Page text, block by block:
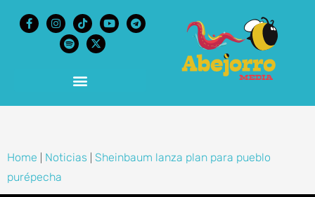
Home Noticias
Sheinbaum lanza plan para pueblo
purépecha